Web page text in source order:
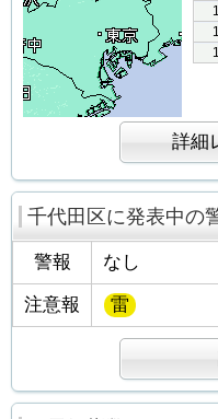
詳細
千代田区に発表中の
警報 なし
注意報 雷